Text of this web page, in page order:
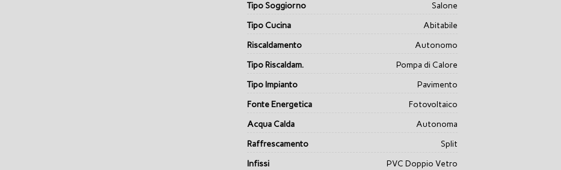
Tipo Soggiorno
Salone
Tipo Cucina
Abitabile
Riscaldamento
Autonomo
Tipo Riscaldam.
Pompa di Calore
Tipo Impianto
Pavimento
Fonte Energetica
Fotovoltaico
Acqua Calda
Autonoma
Raffrescamento
Split
Infissi
PVC Doppio Vetro